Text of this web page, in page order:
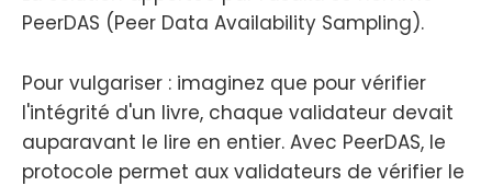
PeerDAS (Peer Data Availability Sampling).
Pour vulgariser : imaginez que pour vérifier
l'intégrité d'un livre, chaque validateur devait
auparavant le lire en entier. Avec PeerDAS, le
protocole permet aux validateurs de vérifier le